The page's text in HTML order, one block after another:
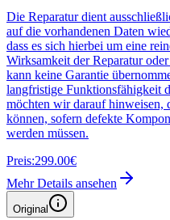
Die Reparatur dient
auf die vorhandenen Daten
dass es sich hierbei um eine
Wirksamkeit der Reparatur
kann keine Garantie
langfristige Funktionsfähigkeit
möchten wir darauf hinweisen,
können, sofern defekte
werden müssen.
Preis:299.00€
Mehr Details ansehen
Original